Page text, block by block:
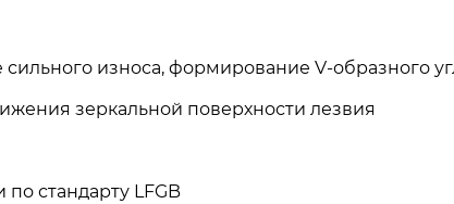
износа, формирование V-образного
зеркальной поверхности лезвия
стандарту LFGB